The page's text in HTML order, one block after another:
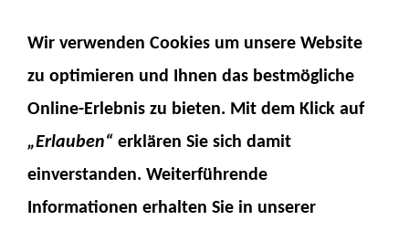
PC490-11V2MRD spätsommer
Wir verwenden Cookies um unsere Website
zu optimieren und Ihnen das bestmögliche
Online-Erlebnis zu bieten. Mit dem Klick auf
„Erlauben“ erklären Sie sich damit
einverstanden. Weiterführende
Informationen erhalten Sie in unserer